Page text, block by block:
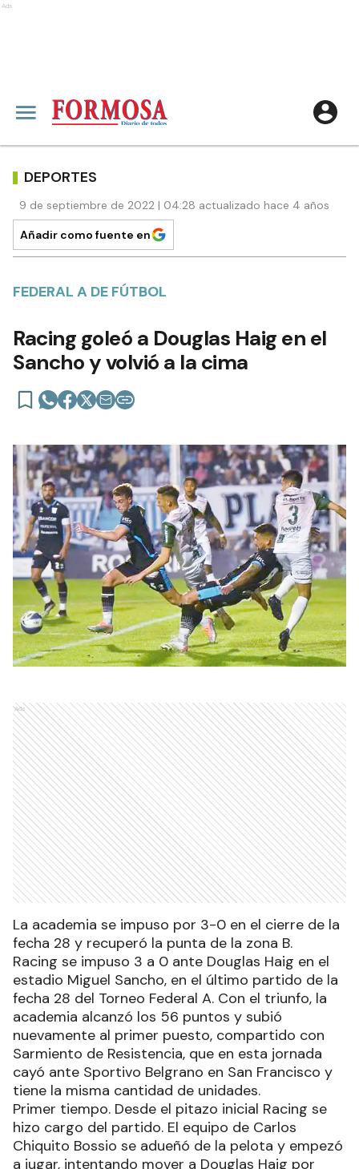
Ads
DEPORTES
9 de septiembre de 2022 | 04:28 actualizado hace 4 años
Añadir como fuente en
FEDERAL A DE FÚTBOL
Racing goleó a Douglas Haig en el
Sancho y volvió a la cima
Ads
La academia se impuso por 3-0 en el cierre de la
fecha 28 y recuperó la punta de la zona B.
Racing se impuso 3 a 0 ante Douglas Haig en el
estadio Miguel Sancho, en el último partido de la
fecha 28 del Torneo Federal A. Con el triunfo, la
academia alcanzó los 56 puntos y subió
nuevamente al primer puesto, compartido con
Sarmiento de Resistencia, que en esta jornada
cayó ante Sportivo Belgrano en San Francisco y
tiene la misma cantidad de unidades.
Primer tiempo. Desde el pitazo inicial Racing se
hizo cargo del partido. El equipo de Carlos
Chiquito Bossio se adueñó de la pelota y empezó
a jugar, intentando mover a Douglas Haig por